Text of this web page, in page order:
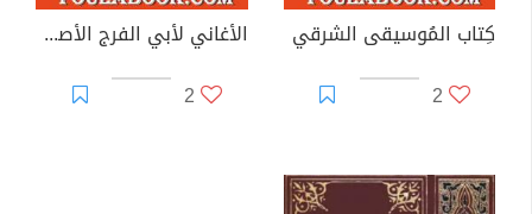
كِتاب المُوسيقى الشرقي
2
الأغاني لأبي الفرج الأصفهاني نسخة من إعداد سالم الدليمي - الجزء الأول
2